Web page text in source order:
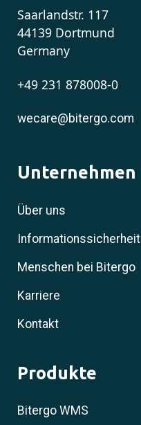
Saarlandstr. 117
44139 Dortmund
Germany
+49 231 878008-0
wecare@bitergo.com
Unternehmen
Über uns
Informationssicherheit
Menschen bei Bitergo
Karriere
Kontakt
Produkte
Bitergo WMS